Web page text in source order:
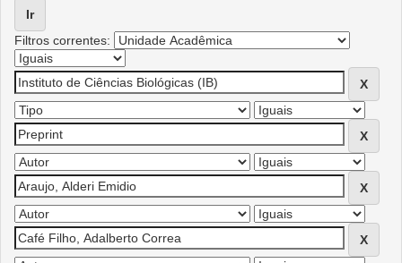
Filtros correntes: